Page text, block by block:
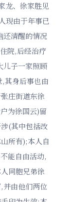
龙、徐家胜见
现由于年事已
还清醒的情况
院,后经治疗
儿子一家照顾
,其身后事也由
庄街道东徐
为徐国云)留
(其中包括改
所有);本人自
能自由活动,
同胞兄弟徐
并由他们两位